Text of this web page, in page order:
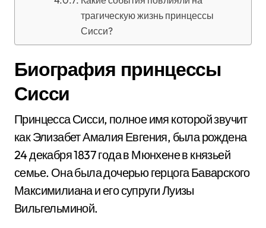
трагическую жизнь принцессы
Сисси?
Биография принцессы
Сисси
Принцесса Сисси, полное имя которой звучит
как Элизабет Амалия Евгения, была рождена
24 декабря 1837 года в Мюнхене в князьей
семье. Она была дочерью герцога Баварского
Максимилиана и его супруги Луизы
Вильгельминой.